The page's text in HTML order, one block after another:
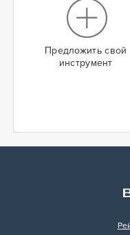
Предложить свой
инструмент